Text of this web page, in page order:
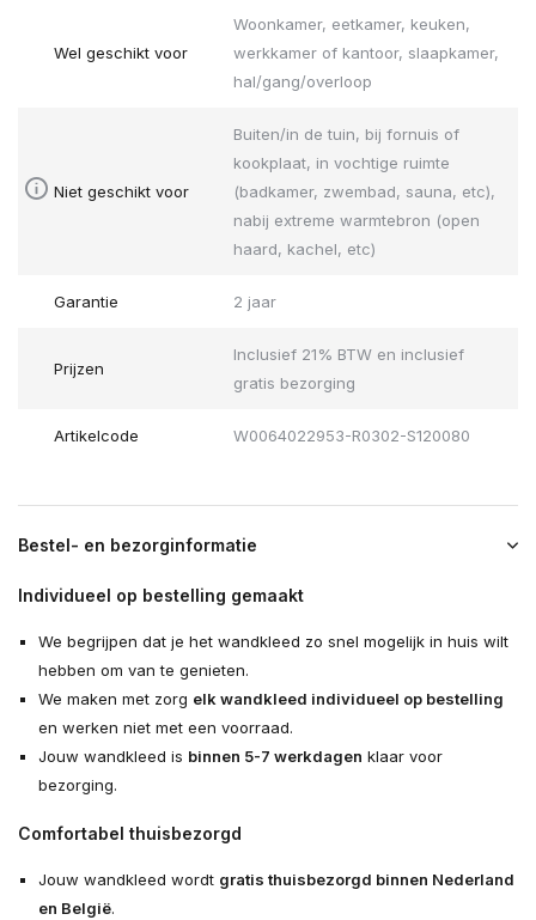
Wel geschikt voor
Woonkamer, eetkamer, keuken,
werkkamer of kantoor, slaapkamer,
hal/gang/overloop
Niet geschikt voor
Buiten/in de tuin, bij fornuis of
kookplaat, in vochtige ruimte
(badkamer, zwembad, sauna, etc),
nabij extreme warmtebron (open
haard, kachel, etc)
Garantie 2 jaar
Prijzen
Inclusief 21% BTW en inclusief
gratis bezorging
Artikelcode W0064022953-R0302-S120080
Bestel- en bezorginformatie
Individueel op bestelling gemaakt
We begrijpen dat je het wandkleed zo snel mogelijk in huis wilt
hebben om van te genieten.
We maken met zorg elk wandkleed individueel op bestelling
en werken niet met een voorraad.
Jouw wandkleed is binnen 5-7 werkdagen klaar voor
bezorging.
Comfortabel thuisbezorgd
Jouw wandkleed wordt gratis thuisbezorgd binnen Nederland
en België.